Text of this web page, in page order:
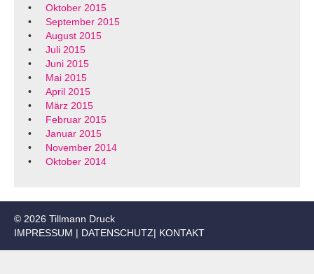
Oktober 2015
September 2015
August 2015
Juli 2015
Juni 2015
Mai 2015
April 2015
März 2015
Februar 2015
Januar 2015
November 2014
Oktober 2014
© 2026 Tillmann Druck
IMPRESSUM | DATENSCHUTZ| KONTAKT